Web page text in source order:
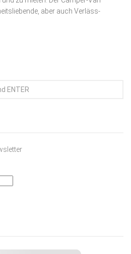
aber auch Ver­läss­